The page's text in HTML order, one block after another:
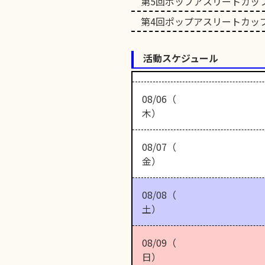
第4回ポップアスリートカッ
活動スケジュール
08/06（
木）
08/07（
金）
08/08（
土）
08/09（
日）